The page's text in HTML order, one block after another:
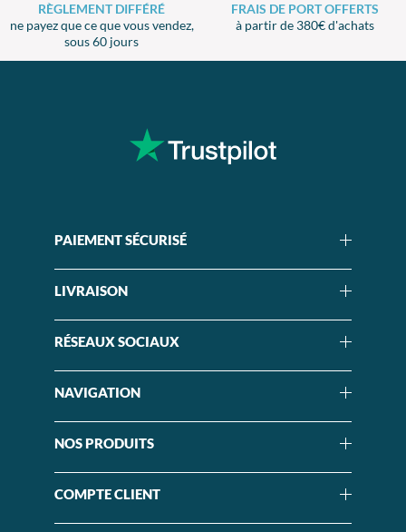
RÈGLEMENT DIFFÉRÉ
ne payez que ce que vous vendez,
sous 60 jours
FRAIS DE PORT OFFERTS
à partir de 380€ d'achats
PAIEMENT SÉCURISÉ
LIVRAISON
RÉSEAUX SOCIAUX
NAVIGATION
NOS PRODUITS
COMPTE CLIENT